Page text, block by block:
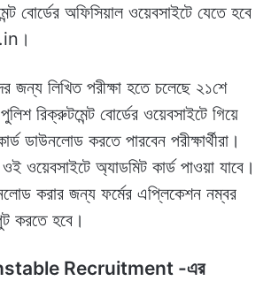
বোর্ডের অফিসিয়াল ওয়েবসাইটে যেতে হবে
জন্য লিখিত পরীক্ষা হতে চলেছে ২১শে
রিক্রুটমেন্ট বোর্ডের ওয়েবসাইটে গিয়ে
ডাউনলোড করতে পারবেন পরীক্ষার্থীরা।
ওয়েবসাইটে অ্যাডমিট কার্ড পাওয়া যাবে।
করার জন্য ফর্মের এপ্লিকেশন নম্বর
করতে হবে।
Recruitment -এর